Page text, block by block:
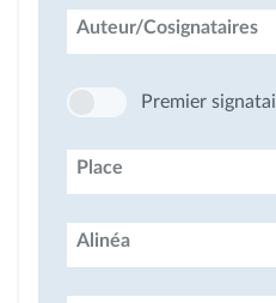
Auteur/Cosignataires
Premier
Place
Alinéa